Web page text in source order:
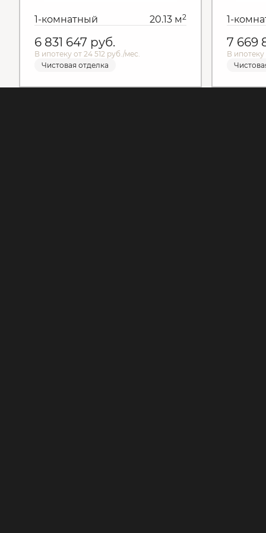
1-комнатный 20.13 м2
6 831 647 руб.
В ипотеку от 24 512 руб./мес.
Чистовая отделка
1-
7 669
В ипотеку